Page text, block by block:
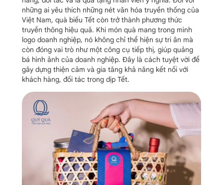
những ai yêu thích những nét văn hóa truyền thống của
Việt Nam, quà biếu Tết còn trở thành phương thức
truyền thông hiệu quả. Khi món quà mang trong mình
logo doanh nghiệp, nó không chỉ thể hiện sự tri ân mà
còn đóng vai trò như một công cụ tiếp thị, giúp quảng
bá hình ảnh của doanh nghiệp. Đây là cách tuyệt vời để
gây dựng thiện cảm và gia tăng khả năng kết nối với
khách hàng, đối tác trong dịp Tết.